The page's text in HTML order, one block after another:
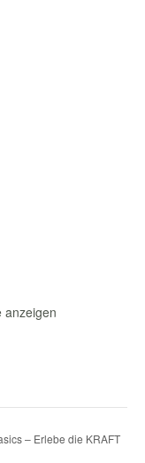
anzeigen
– Erlebe die KRAFT